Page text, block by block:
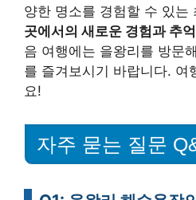
양한 명소를 경험할 수 있는
곳에서의 새로운 경험과 추
음 여행에는 을왕리를 방문
를 즐겨보시기 바랍니다. 여
요!
자주 묻는 질문